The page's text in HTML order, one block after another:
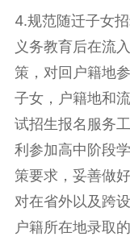
4.规范随迁子女招
义务教育后在流
策，对回户籍地
子女，户籍地和
试招生报名服务
利参加高中阶段
策要求，妥善做
对在省外以及跨
户籍所在地录取